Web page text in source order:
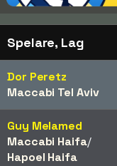
Spelare, Lag
Dor Peretz
Maccabi Tel Aviv
Guy Melamed
Maccabi Haifa/​
Hapoel Haifa